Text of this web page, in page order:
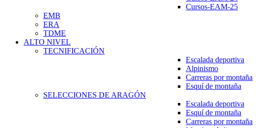
Cursos-EAM-25
EMB
ERA
TDME
ALTO NIVEL
TECNIFICACIÓN
Escalada deportiva
Alpinismo
Carreras por montaña
Esquí de montaña
SELECCIONES DE ARAGÓN
Escalada deportiva
Esquí de montaña
Carreras por montaña